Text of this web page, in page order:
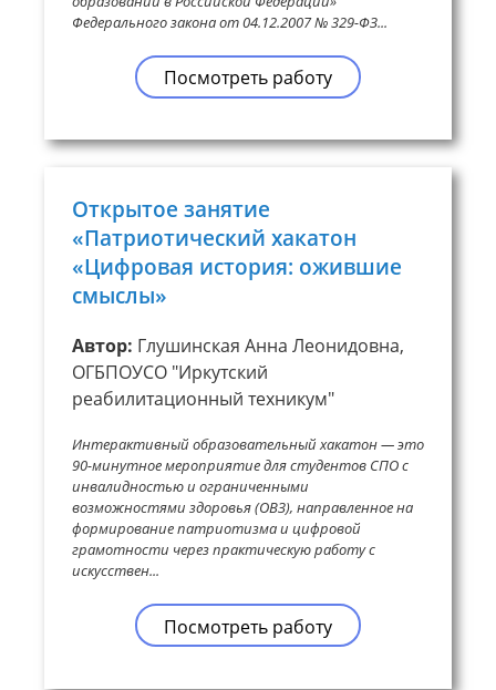
Федерального закона от 04.12.2007 № 329-ФЗ...
Посмотреть работу
Открытое занятие
«Патриотический хакатон
«Цифровая история: ожившие
смыслы»
Автор: Глушинская Анна Леонидовна,
ОГБПОУСО "Иркутский
реабилитационный техникум"
Интерактивный образовательный хакатон — это
90-минутное мероприятие для студентов СПО с
инвалидностью и ограниченными
возможностями здоровья (ОВЗ), направленное на
формирование патриотизма и цифровой
грамотности через практическую работу с
искусствен...
Посмотреть работу